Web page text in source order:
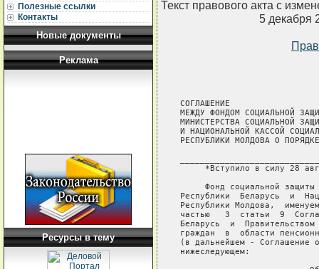
Полезные ссылки
Контакты
Новые документы
Реклама
Ресурсы в тему
Текст правового акта с
5 декабря
СОГЛАШЕНИЕ
МЕЖДУ ФОНДОМ СОЦИАЛЬНОЙ
МИНИСТЕРСТВА СОЦИАЛЬНОЙ
И НАЦИОНАЛЬНОЙ КАССОЙ
РЕСПУБЛИКИ МОЛДОВА О
*Вступило в силу 28
Фонд социальной
Республики  Беларусь  и
Республики Молдова,
частью   3  статьи  9
Беларусь  и
граждан  в  области
(в дальнейшем - Соглашение
нижеследующем: